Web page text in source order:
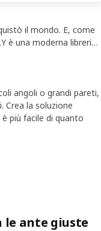
il mondo. E, come
è una moderna libreria,
sempre più diversi.
si adatta a tutte le
angoli o grandi pareti,
Crea la soluzione
più facile di quanto
le ante giuste